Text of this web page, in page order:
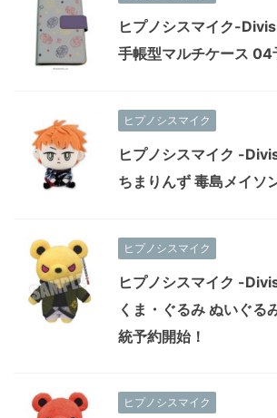
ヒプノシスマイク-
手帳型マルチケース 04
ヒプノシスマイク
ヒプノシスマイク -
ちまりんず 毒島メイソ
ヒプノシスマイク
ヒプノシスマイク -
くま・ぐるみ ぬいぐる
統予約開始！
ヒプノシスマイク